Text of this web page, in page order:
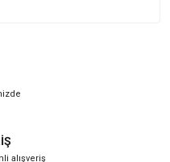
alışveriş